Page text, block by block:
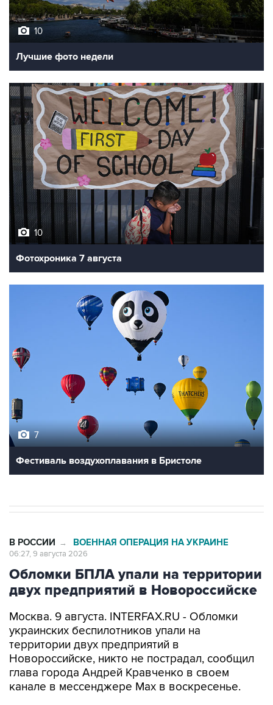
10
Лучшие фото недели
10
Фотохроника 7 августа
7
Фестиваль воздухоплавания в Бристоле
В РОССИИ → ВОЕННАЯ ОПЕРАЦИЯ НА УКРАИНЕ
06:27, 9 августа 2026
Обломки БПЛА упали на территории
двух предприятий в Новороссийске
Москва. 9 августа. INTERFAX.RU - Обломки
украинских беспилотников упали на
территории двух предприятий в
Новороссийске, никто не пострадал, сообщил
глава города Андрей Кравченко в своем
канале в мессенджере Max в воскресенье.